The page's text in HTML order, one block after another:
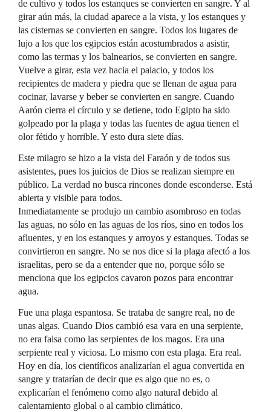
de cultivo y todos los estanques se convierten en sangre. Y al
girar aún más, la ciudad aparece a la vista, y los estanques y
las cisternas se convierten en sangre. Todos los lugares de
lujo a los que los egipcios están acostumbrados a asistir,
como las termas y los balnearios, se convierten en sangre.
Vuelve a girar, esta vez hacia el palacio, y todos los
recipientes de madera y piedra que se llenan de agua para
cocinar, lavarse y beber se convierten en sangre. Cuando
Aarón cierra el círculo y se detiene, todo Egipto ha sido
golpeado por la plaga y todas las fuentes de agua tienen el
olor fétido y horrible. Y esto dura siete días.
Este milagro se hizo a la vista del Faraón y de todos sus
asistentes, pues los juicios de Dios se realizan siempre en
público. La verdad no busca rincones donde esconderse. Está
abierta y visible para todos.
Inmediatamente se produjo un cambio asombroso en todas
las aguas, no sólo en las aguas de los ríos, sino en todos los
afluentes, y en los estanques y arroyos y estanques. Todas se
convirtieron en sangre. No se nos dice si la plaga afectó a los
israelitas, pero se da a entender que no, porque sólo se
menciona que los egipcios cavaron pozos para encontrar
agua.
Fue una plaga espantosa. Se trataba de sangre real, no de
unas algas. Cuando Dios cambió esa vara en una serpiente,
no era falsa como las serpientes de los magos. Era una
serpiente real y viciosa. Lo mismo con esta plaga. Era real.
Hoy en día, los científicos analizarían el agua convertida en
sangre y tratarían de decir que es algo que no es, o
explicarían el fenómeno como algo natural debido al
calentamiento global o al cambio climático.